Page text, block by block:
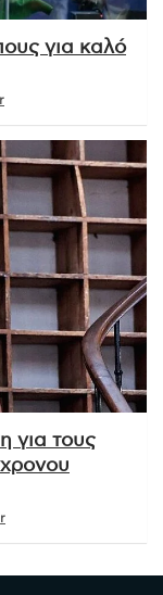
για καλό
για τους